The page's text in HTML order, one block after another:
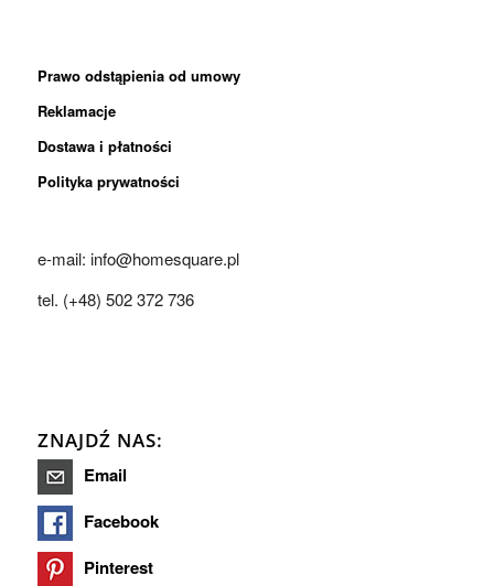
Prawo odstąpienia od umowy
Reklamacje
Dostawa i płatności
Polityka prywatności
e-mail: info@homesquare.pl
tel. (+48) 502 372 736
ZNAJDŹ NAS:
Email
Facebook
Pinterest